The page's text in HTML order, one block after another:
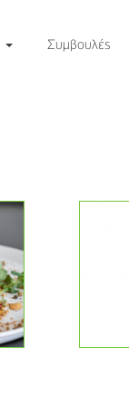
Συμβουλές